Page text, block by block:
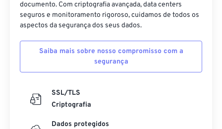
documento. Com criptografia avançada, data centers
seguros e monitoramento rigoroso, cuidamos de todos os
aspectos da segurança dos seus dados.
Saiba mais sobre nosso compromisso com a
segurança
SSL/TLS
Criptografia
Dados protegidos